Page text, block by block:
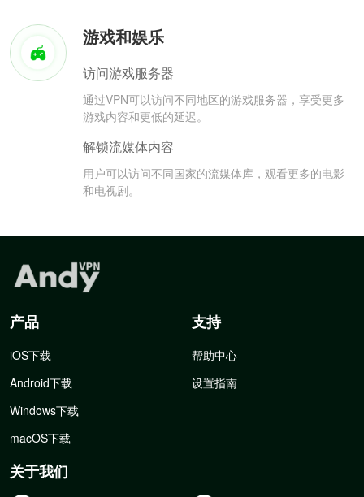
游戏和娱乐
访问游戏服务器
通过VPN可以访问不同地区的游戏服务器，享受更多
游戏内容和更低的延迟。
解锁流媒体内容
用户可以访问不同国家的流媒体库，观看更多的电影
和电视剧。
产品
iOS下载
Android下载
Windows下载
macOS下载
支持
帮助中心
设置指南
关于我们